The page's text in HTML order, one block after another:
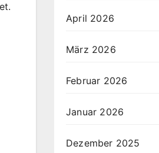
April 2026
März 2026
Februar 2026
Januar 2026
Dezember 2025